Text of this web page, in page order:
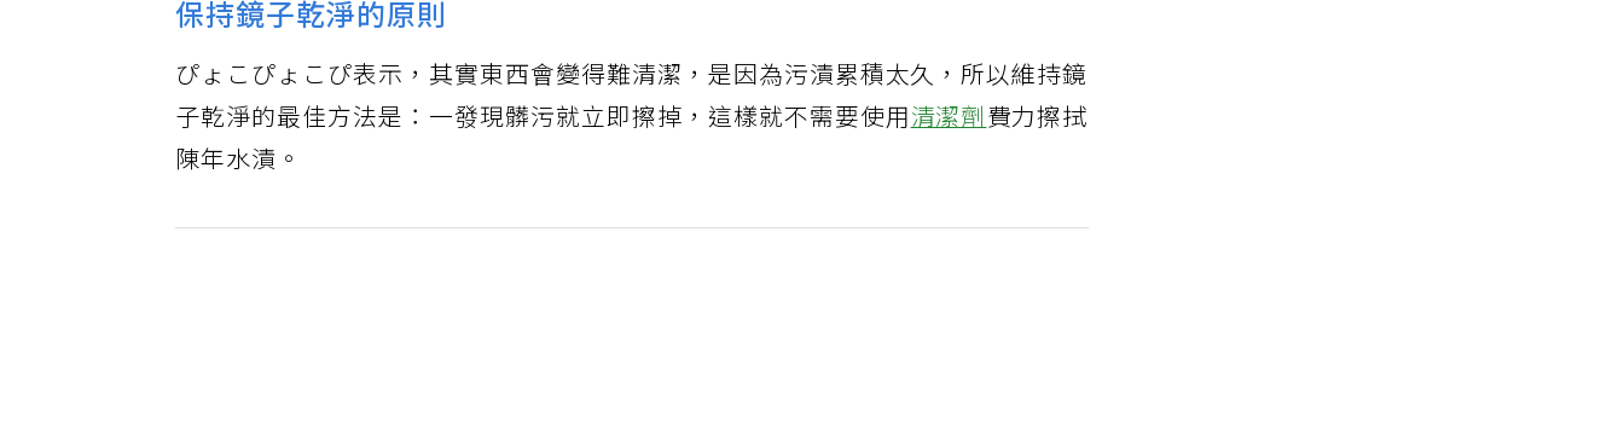
保持鏡子乾淨的原則
ぴょこぴょこぴ表示，其實東西會變得難清潔，是因為污漬累積太久，所以維持鏡
子乾淨的最佳方法是：一發現髒污就立即擦掉，這樣就不需要使用清潔劑費力擦拭
陳年水漬。